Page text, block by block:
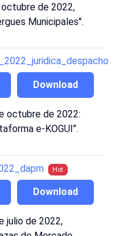
de 2022,
Municipales".
Download
octubre de 2022:
e-KOGUI".
Hot
Download
julio de 2022,